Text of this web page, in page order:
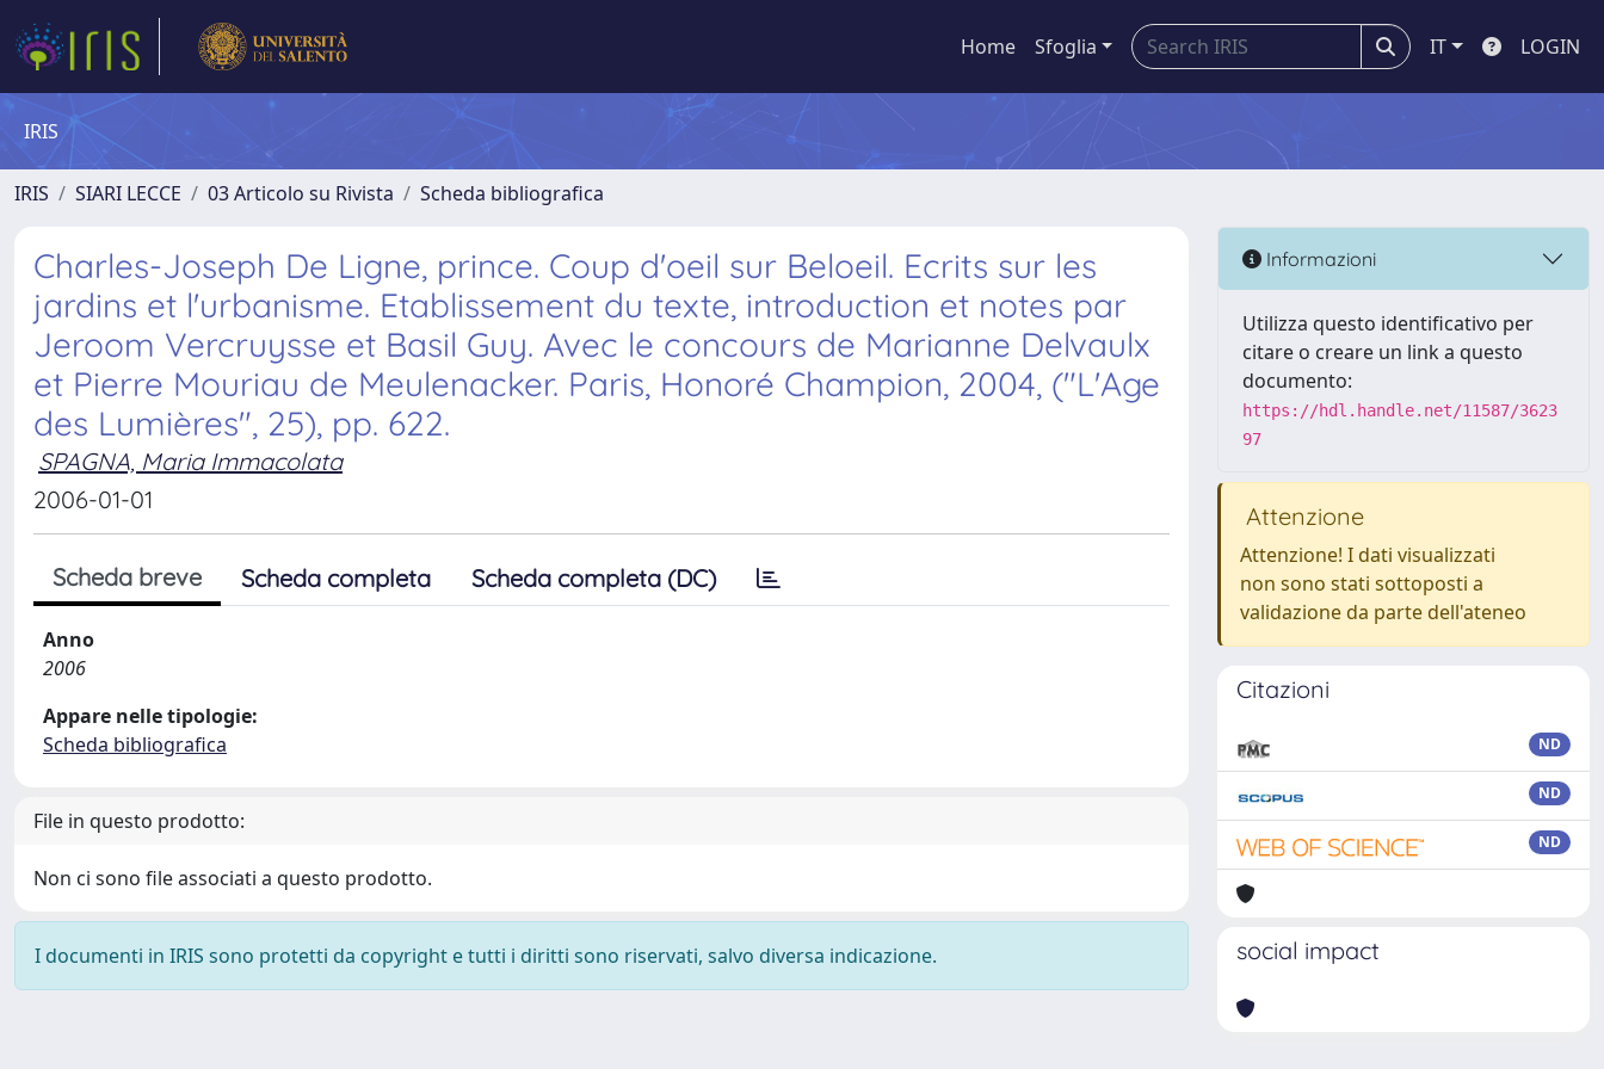
Home Sfoglia IT LOGIN
IRIS
IRIS SIARI LECCE 03 Articolo su Rivista Scheda bibliografica
Charles-Joseph De Ligne, prince. Coup d'oeil sur Beloeil. Ecrits sur les
jardins et l'urbanisme. Etablissement du texte, introduction et notes par
Jeroom Vercruysse et Basil Guy. Avec le concours de Marianne Delvaulx
et Pierre Mouriau de Meulenacker. Paris, Honoré Champion, 2004, ("L'Age
des Lumières", 25), pp. 622.
SPAGNA, Maria Immacolata
2006-01-01
Scheda breve Scheda completa Scheda completa (DC)
Anno
2006
Appare nelle tipologie:
Scheda bibliografica
File in questo prodotto:
Non ci sono file associati a questo prodotto.
I documenti in IRIS sono protetti da copyright e tutti i diritti sono riservati, salvo diversa indicazione.
Informazioni
Utilizza questo identificativo per
citare o creare un link a questo
documento:
https://hdl.handle.net/11587/3623
97
Attenzione
Attenzione! I dati visualizzati
non sono stati sottoposti a
validazione da parte dell'ateneo
Citazioni
ND
ND
ND
social impact